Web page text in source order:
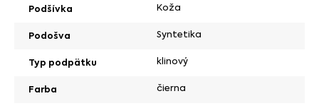
Podšívka Koža
Podošva Syntetika
Typ podpätku klinový
Farba čierna